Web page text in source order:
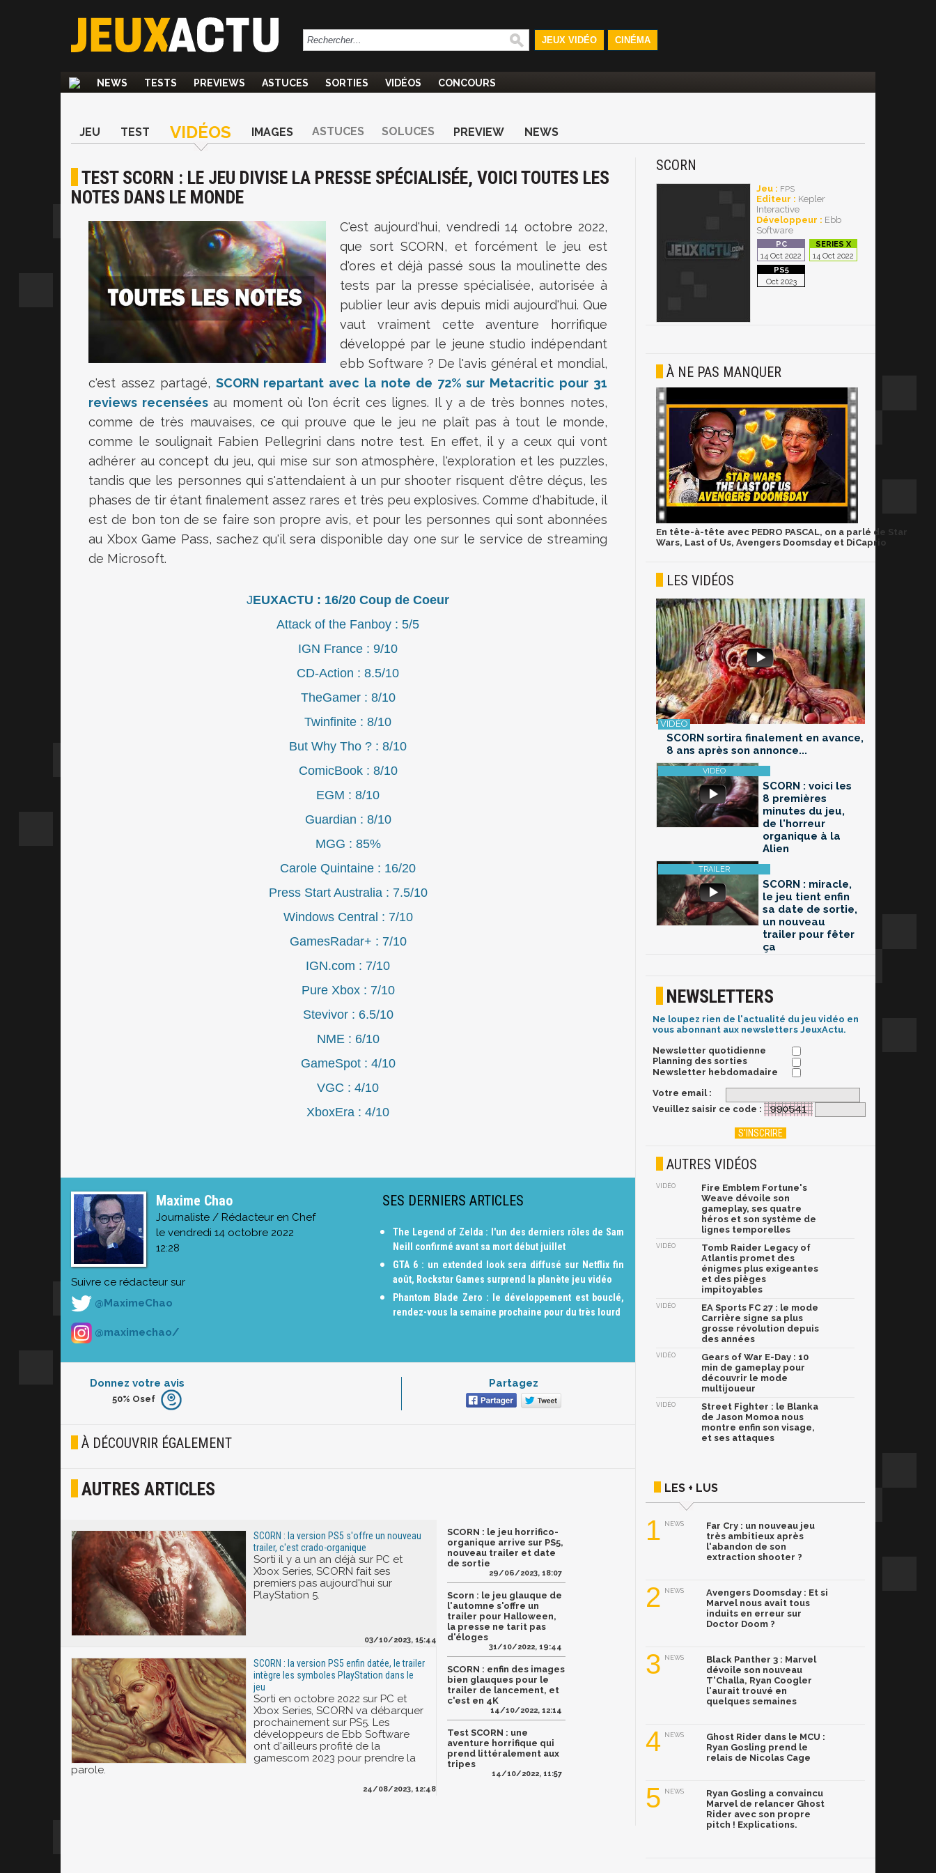
JEUX VIDÉO CINÉMA
NEWS TESTS PREVIEWS ASTUCES SORTIES VIDÉOS CONCOURS
JEU TEST VIDÉOS IMAGES ASTUCES SOLUCES PREVIEW NEWS
TEST SCORN : LE JEU DIVISE LA PRESSE SPÉCIALISÉE, VOICI TOUTES LES
NOTES DANS LE MONDE
C'est aujourd'hui, vendredi 14 octobre 2022,
que sort SCORN, et forcément le jeu est
d'ores et déjà passé sous la moulinette des
tests par la presse spécialisée, autorisée à
publier leur avis depuis midi aujourd'hui. Que
vaut vraiment cette aventure horrifique
développé par le jeune studio indépendant
ebb Software ? De l'avis général et mondial,
c'est assez partagé, SCORN repartant avec la note de 72% sur Metacritic pour 31
reviews recenséesau moment où l'on écrit ces lignes. Il y a de très bonnes notes,
comme de très mauvaises, ce qui prouve que le jeu ne plaît pas à tout le monde,
comme le soulignait Fabien Pellegrini dans notre test. En effet, il y a ceux qui vont
adhérer au concept du jeu, qui mise sur son atmosphère, l'exploration et les puzzles,
tandis que les personnes qui s'attendaient à un pur shooter risquent d'être déçus, les
phases de tir étant finalement assez rares et très peu explosives. Comme d'habitude, il
est de bon ton de se faire son propre avis, et pour les personnes qui sont abonnées
au Xbox Game Pass, sachez qu'il sera disponible day one sur le service de streaming
de Microsoft.
JEUXACTU : 16/20 Coup de Coeur
Attack of the Fanboy : 5/5
IGN France : 9/10
CD-Action : 8.5/10
TheGamer : 8/10
Twinfinite : 8/10
But Why Tho ? : 8/10
ComicBook : 8/10
EGM : 8/10
Guardian : 8/10
MGG : 85%
Carole Quintaine : 16/20
Press Start Australia : 7.5/10
Windows Central : 7/10
GamesRadar+ : 7/10
IGN.com : 7/10
Pure Xbox : 7/10
Stevivor : 6.5/10
NME : 6/10
GameSpot : 4/10
VGC : 4/10
XboxEra : 4/10
Maxime Chao
Journaliste / Rédacteur en Chef
le vendredi 14 octobre 2022
12:28
Suivre ce rédacteur sur
@MaximeChao
@maximechao/
SES DERNIERS ARTICLES
The Legend of Zelda : l'un des derniers rôles de Sam
Neill confirmé avant sa mort début juillet
GTA 6 : un extended look sera diffusé sur Netflix fin
août, Rockstar Games surprend la planète jeu vidéo
Phantom Blade Zero : le développement est bouclé,
rendez-vous la semaine prochaine pour du très lourd
Donnez votre avis
Furieux
Joyeux
50% Osef
Partagez
À DÉCOUVRIR ÉGALEMENT
AUTRES ARTICLES
SCORN : la version PS5 s'offre un nouveau
trailer, c'est crado-organique
Sorti il y a un an déjà sur PC et
Xbox Series, SCORN fait ses
premiers pas aujourd'hui sur
PlayStation 5.
03/10/2023, 15:44
SCORN : la version PS5 enfin datée, le trailer
intègre les symboles PlayStation dans le
jeu
Sorti en octobre 2022 sur PC et
Xbox Series, SCORN va débarquer
prochainement sur PS5. Les
développeurs de Ebb Software
ont d'ailleurs profité de la
gamescom 2023 pour prendre la
parole.
24/08/2023, 12:48
SCORN : le jeu horrifico-
organique arrive sur PS5,
nouveau trailer et date
de sortie
29/06/2023, 18:07
Scorn : le jeu glauque de
l'automne s'offre un
trailer pour Halloween,
la presse ne tarit pas
d'éloges
31/10/2022, 19:44
SCORN : enfin des images
bien glauques pour le
trailer de lancement, et
c'est en 4K
14/10/2022, 12:14
Test SCORN : une
aventure horrifique qui
prend littéralement aux
tripes
14/10/2022, 11:57
SCORN
Jeu : FPS
Editeur : Kepler
Interactive
Développeur : Ebb
Software
14 Oct 2022 14 Oct 2022
Oct 2023
À NE PAS MANQUER
En tête-à-tête avec PEDRO PASCAL, on a parlé de Star
Wars, Last of Us, Avengers Doomsday et DiCaprio
LES VIDÉOS
SCORN sortira finalement en avance,
8 ans après son annonce...
SCORN : voici les
8 premières
minutes du jeu,
de l'horreur
organique à la
Alien
SCORN : miracle,
le jeu tient enfin
sa date de sortie,
un nouveau
trailer pour fêter
ça
NEWSLETTERS
Ne loupez rien de l'actualité du jeu vidéo en
vous abonnant aux newsletters JeuxActu.
Newsletter quotidienne
Planning des sorties
Newsletter hebdomadaire
Votre email :
Veuillez saisir ce code :
AUTRES VIDÉOS
VIDÉO
Fire Emblem Fortune's
Weave dévoile son
gameplay, ses quatre
héros et son système de
lignes temporelles
VIDÉO
Tomb Raider Legacy of
Atlantis promet des
énigmes plus exigeantes
et des pièges
impitoyables
VIDÉO
EA Sports FC 27 : le mode
Carrière signe sa plus
grosse révolution depuis
des années
VIDÉO
Gears of War E-Day : 10
min de gameplay pour
découvrir le mode
multijoueur
VIDÉO
Street Fighter : le Blanka
de Jason Momoa nous
montre enfin son visage,
et ses attaques
LES + LUS
1 NEWS
Far Cry : un nouveau jeu
très ambitieux après
l'abandon de son
extraction shooter ?
2 NEWS
Avengers Doomsday : Et si
Marvel nous avait tous
induits en erreur sur
Doctor Doom ?
3 NEWS
Black Panther 3 : Marvel
dévoile son nouveau
T'Challa, Ryan Coogler
l'aurait trouvé en
quelques semaines
4 NEWS
Ghost Rider dans le MCU :
Ryan Gosling prend le
relais de Nicolas Cage
5 NEWS
Ryan Gosling a convaincu
Marvel de relancer Ghost
Rider avec son propre
pitch ! Explications.